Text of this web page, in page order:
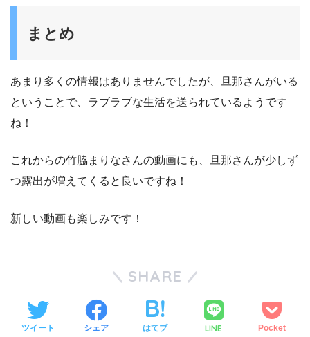
まとめ
あまり多くの情報はありませんでしたが、旦那さんがいる
ということで、ラブラブな生活を送られているようです
ね！
これからの竹脇まりなさんの動画にも、旦那さんが少しず
つ露出が増えてくると良いですね！
新しい動画も楽しみです！
SHARE
ツイート シェア はてブ LINE Pocket